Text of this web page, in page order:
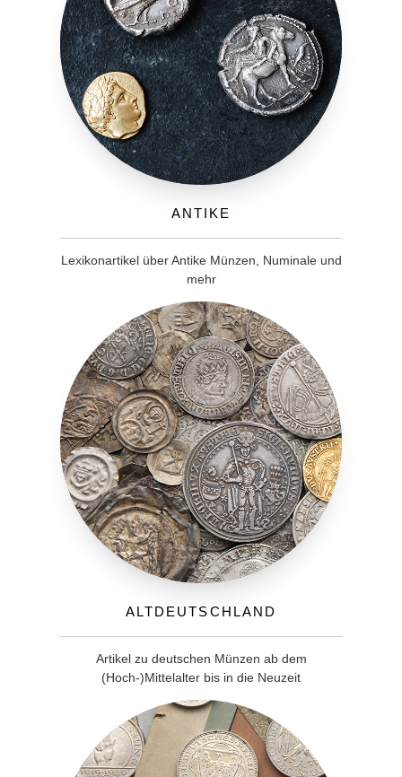
Antike
Lexikonartikel über Antike Münzen, Numinale und
mehr
Altdeutschland
Artikel zu deutschen Münzen ab dem
(Hoch-)Mittelalter bis in die Neuzeit